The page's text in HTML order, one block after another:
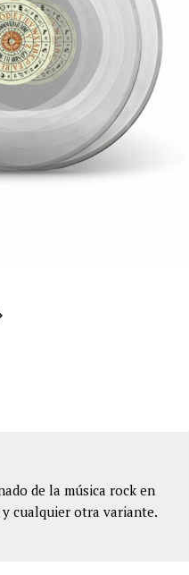
de la música rock en
cualquier otra variante.